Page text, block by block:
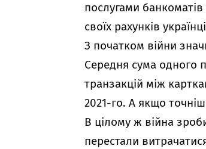
послугами
своїх рахунків
З початком війни
Середня сума одного
транзакцій між
2021-го. А якщо
В цілому ж війна
перестали